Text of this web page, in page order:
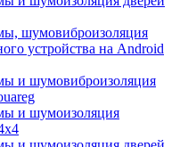
шумовиброизоляция
устройства на Android
и шумовиброизоляция
и шумоизоляция